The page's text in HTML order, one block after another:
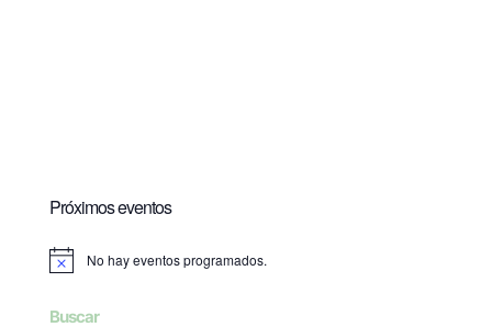
Próximos eventos
Aviso No hay eventos programados.
Buscar